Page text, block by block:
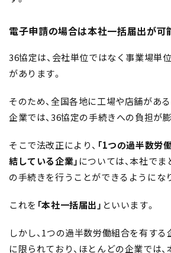
電子申請の場合は本社一括届出が可
36協定は、会社単位ではなく事業場単
があります。
そのため、全国各地に工場や店舗があ
企業では、36協定の手続きへの負担が
そこで法改正により、 「1つの過半数労
結している企業」 については、本社で
の手続きを行うことができるようにな
これを 「本社一括届出」 といいます。
しかし、1つの過半数労働組合を有す
に限られており、ほとんどの企業では